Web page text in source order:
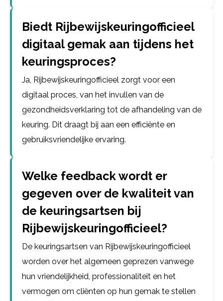
Biedt Rijbewijskeuringofficieel
digitaal gemak aan tijdens het
keuringsproces?
Ja, Rijbewijskeuringofficieel zorgt voor een
digitaal proces, van het invullen van de
gezondheidsverklaring tot de afhandeling van de
keuring. Dit draagt bij aan een efficiënte en
gebruiksvriendelijke ervaring.
Welke feedback wordt er
gegeven over de kwaliteit van
de keuringsartsen bij
Rijbewijskeuringofficieel?
De keuringsartsen van Rijbewijskeuringofficieel
worden over het algemeen geprezen vanwege
hun vriendelijkheid, professionaliteit en het
vermogen om cliënten op hun gemak te stellen